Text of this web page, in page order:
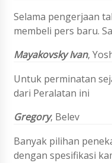
Selama pengerjaan
membeli pers baru.
Mayakovsky Ivan,
Untuk perminatan
dari Peralatan ini
Gregory, Belev
Banyak pilihan
dengan spesifikasi